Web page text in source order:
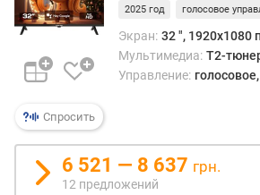
о
д
е
е
в
ы
х
к
Спросить
2025 год голосовое
Экран: 32 ", 1920x1080
Мультимедиа: T2-
Управление:
6 521 — 8 637 грн.
12 предложений